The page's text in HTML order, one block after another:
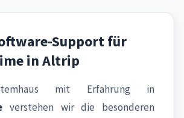
Support für
in Altrip
mit Erfahrung in
verstehen wir die besonderen